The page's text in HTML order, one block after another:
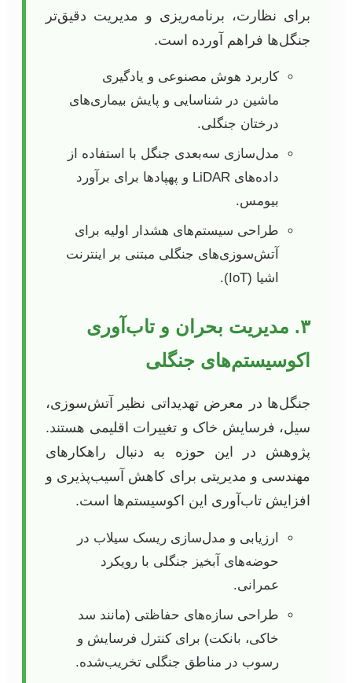
برای نظارت، برنامه‌ریزی و مدیریت دقیق‌تر
جنگل‌ها فراهم آورده است.
کاربرد هوش مصنوعی و یادگیری
ماشین در شناسایی و پایش بیماری‌های
درختان جنگلی.
مدل‌سازی سه‌بعدی جنگل با استفاده از
داده‌های LiDAR و پهپادها برای برآورد
بیومس.
طراحی سیستم‌های هشدار اولیه برای
آتش‌سوزی‌های جنگلی مبتنی بر اینترنت
اشیا (IoT).
۳. مدیریت بحران و تاب‌آوری
اکوسیستم‌های جنگلی
جنگل‌ها در معرض تهدیداتی نظیر آتش‌سوزی،
سیل، فرسایش خاک و تغییرات اقلیمی هستند.
پژوهش در این حوزه به دنبال راهکارهای
مهندسی و مدیریتی برای کاهش آسیب‌پذیری و
افزایش تاب‌آوری این اکوسیستم‌ها است.
ارزیابی و مدل‌سازی ریسک سیلاب در
حوضه‌های آبخیز جنگلی با رویکرد
عمرانی.
طراحی سازه‌های حفاظتی (مانند سد
خاکی، بانکت) برای کنترل فرسایش و
رسوب در مناطق جنگلی تخریب‌شده.